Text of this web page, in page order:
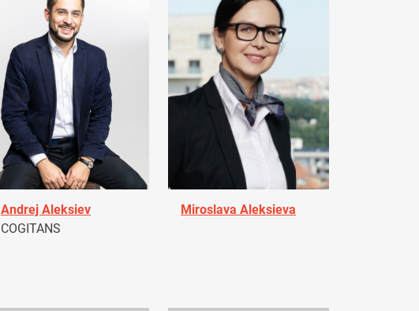
Andrej Aleksiev
COGITANS
Miroslava Aleksieva